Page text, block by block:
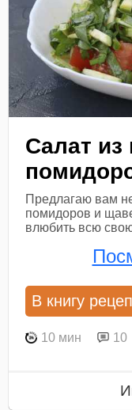
Салат из
Предлагаю вам
помидоров и
влюбить всю
В книгу
10 мин 10